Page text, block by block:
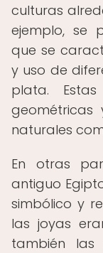
culturas
ejemplo, se
que se
y uso de
plata.
geométricas
naturales
En otras
antiguo
simbólico y
las joyas
también